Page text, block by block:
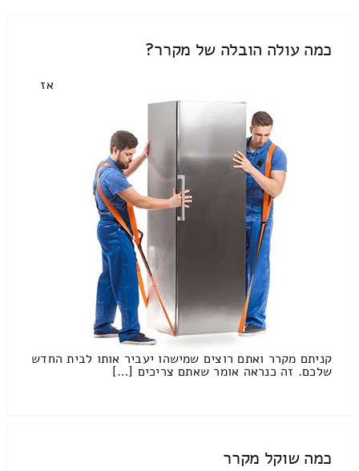
כמה עולה הובלה של מקרר?
אז
קניתם מקרר ואתם רוצים שמישהו יעביר אותו לבית החדש
שלכם. זה כנראה אומר שאתם צריכים […]
כמה שוקל מקרר